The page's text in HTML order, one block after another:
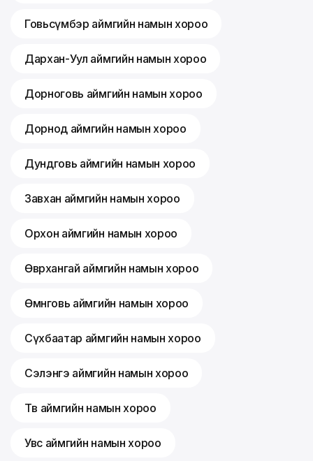
Говьсүмбэр аймгийн намын хороо
Дархан-Уул аймгийн намын хороо
Дорноговь аймгийн намын хороо
Дорнод аймгийн намын хороо
Дундговь аймгийн намын хороо
Завхан аймгийн намын хороо
Орхон аймгийн намын хороо
Өвөрхангай аймгийн намын хороо
Өмнөговь аймгийн намын хороо
Сүхбаатар аймгийн намын хороо
Сэлэнгэ аймгийн намын хороо
Төв аймгийн намын хороо
Увс аймгийн намын хороо